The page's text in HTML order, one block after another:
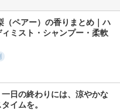
件
5.2
59件
（ペアー）の香りまとめ｜ハ
ミスト・シャンプー・柔軟
日の終わりには、涼やかな
イムを。